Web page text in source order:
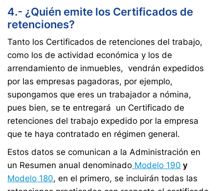
4.- ¿Quién emite los Certificados de
retenciones?
Tanto los Certificados de retenciones del trabajo,
como los de actividad económica y los de
arrendamiento de inmuebles, vendrán expedidos
por las empresas pagadoras, por ejemplo,
supongamos que eres un trabajador a nómina,
pues bien, se te entregará un Certificado de
retenciones del trabajo expedido por la empresa
que te haya contratado en régimen general.
Estos datos se comunican a la Administración en
un Resumen anual denominado Modelo 190 y
Modelo 180, en el primero, se incluirán todas las